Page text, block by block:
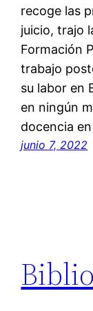
recoge las
juicio, trajo
Formación
trabajo
su labor en
en ningún
docencia
junio 7, 2022